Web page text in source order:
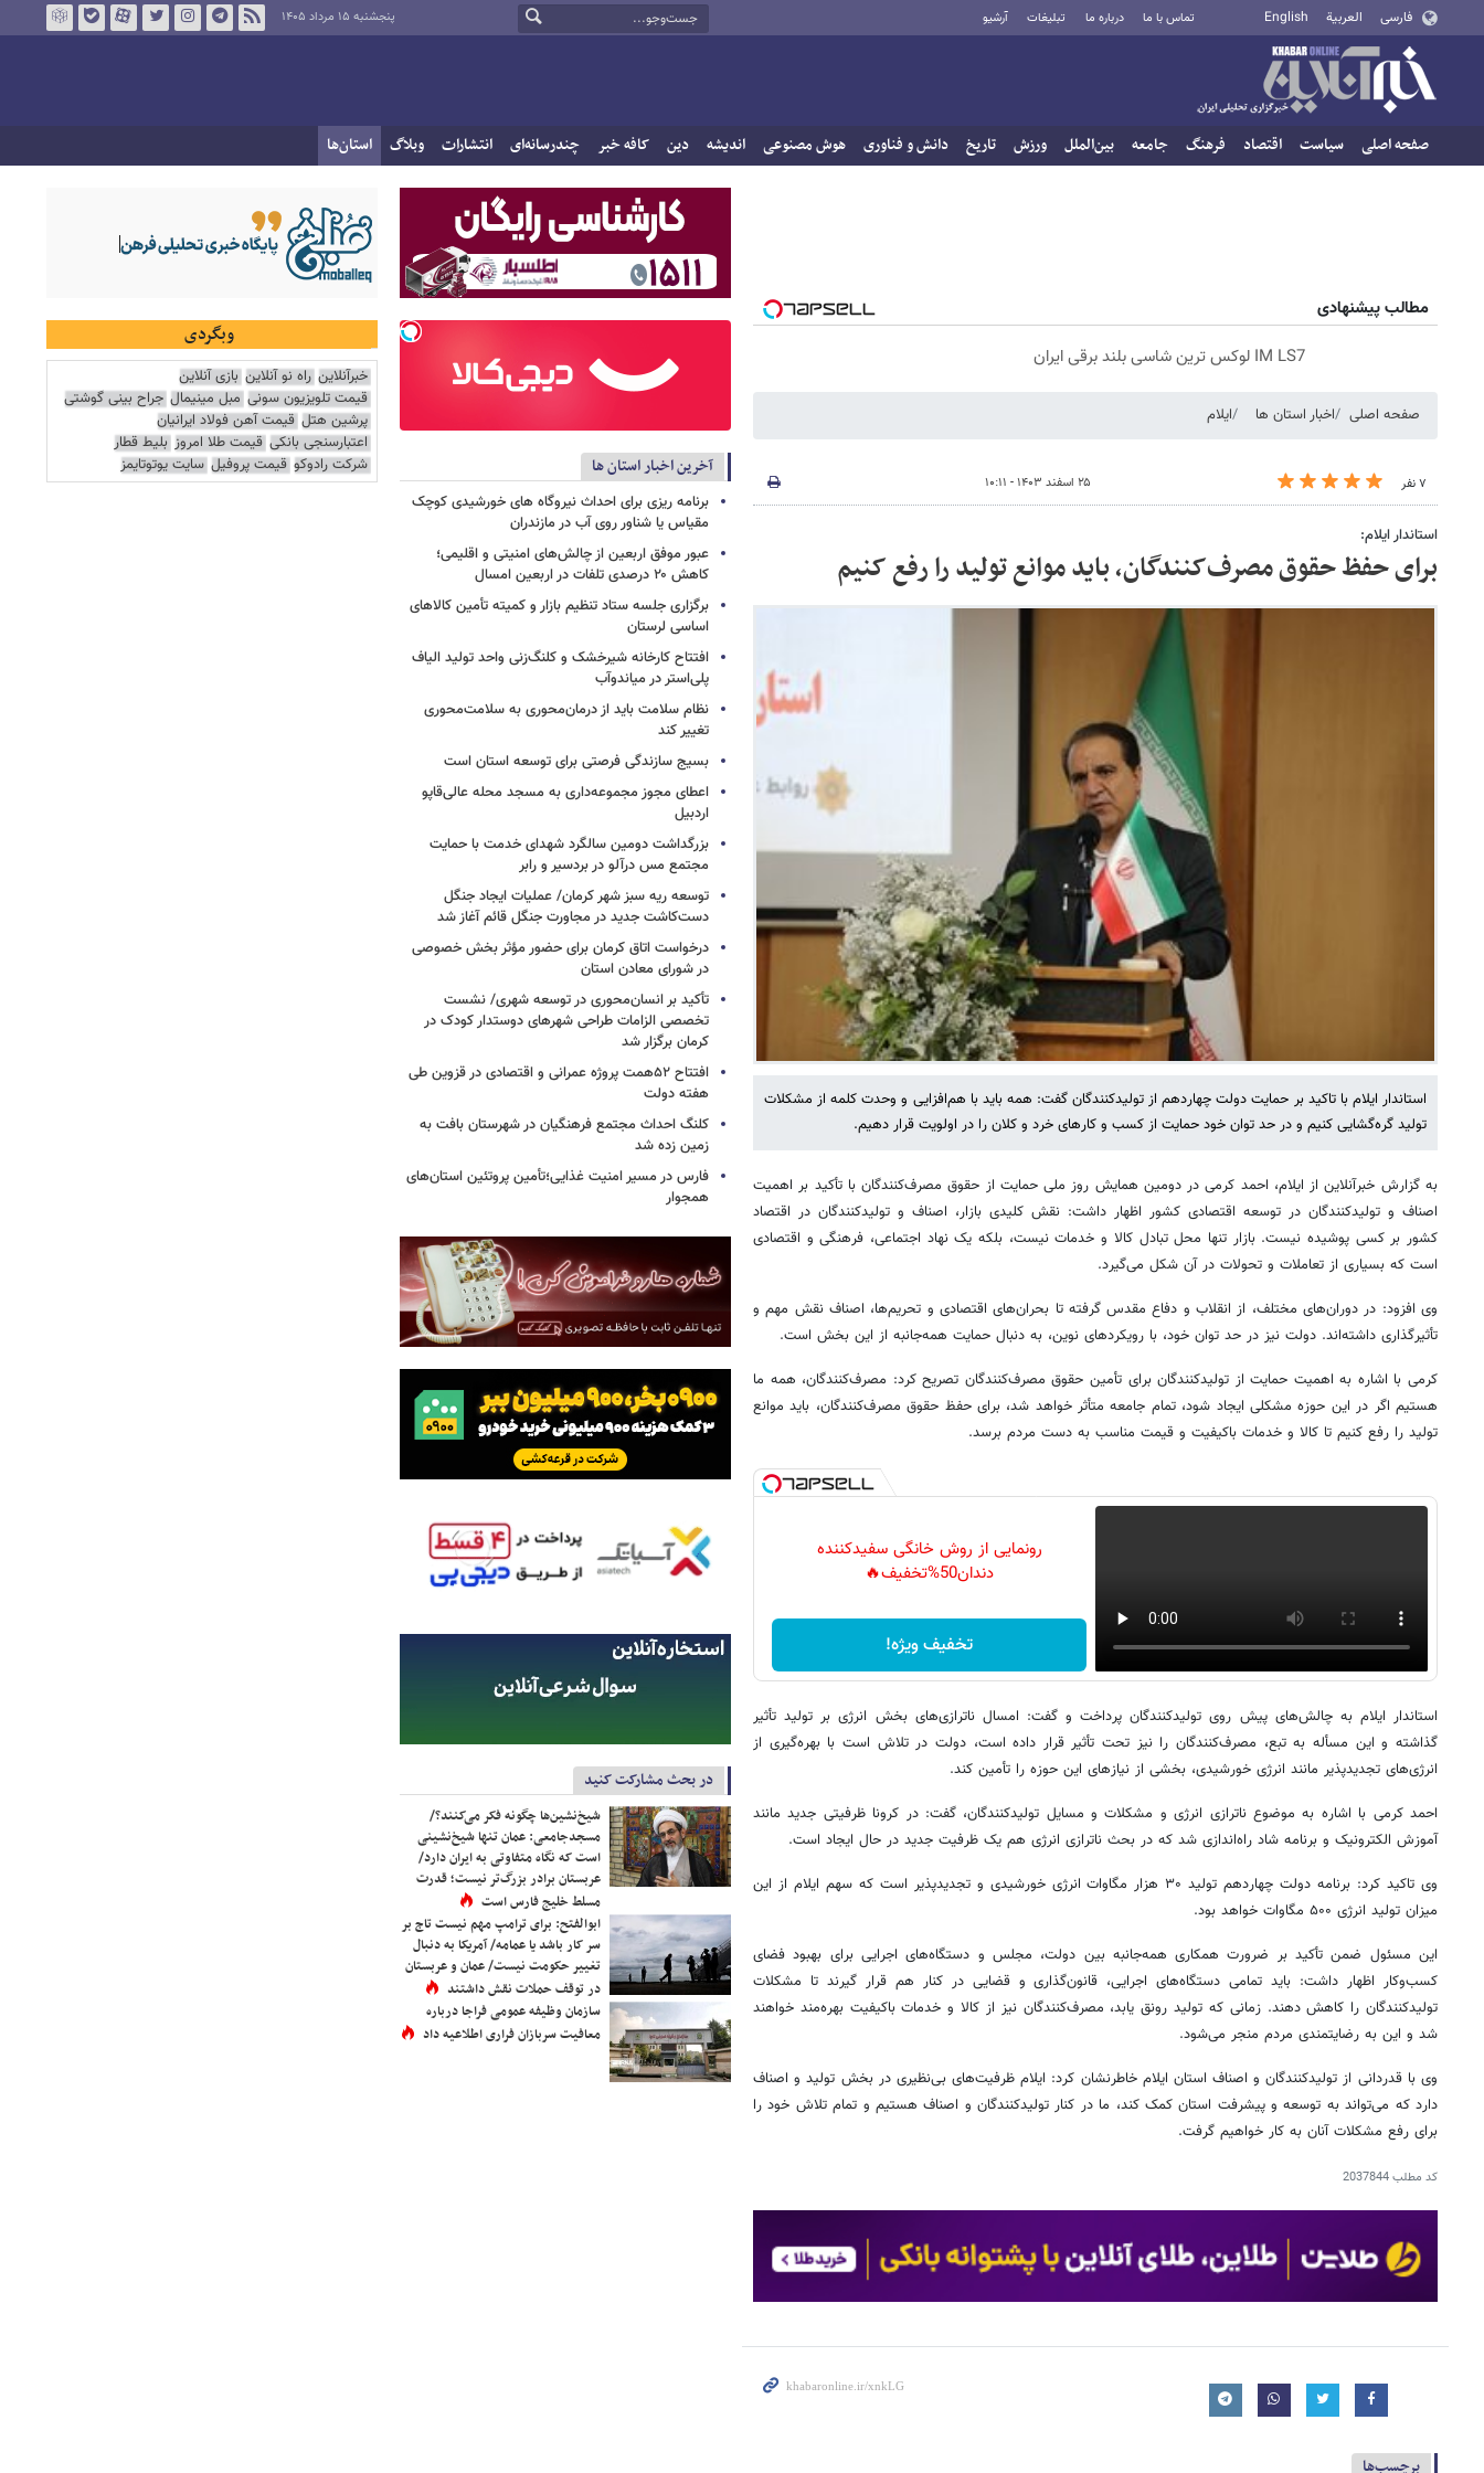
فارسی العربية English تماس با ما درباره ما تبلیغات آرشیو پنجشنبه ۱۵ مرداد ۱۴۰۵
صفحه اصلی سیاست اقتصاد فرهنگ جامعه بین‌الملل ورزش تاریخ دانش و فناوری هوش مصنوعی اندیشه دین کافه خبر چندرسانه‌ای انتشارات وبلاگ استان‌ها
مطالب پیشنهادی
IM LS7 لوکس ترین شاسی بلند برقی ایران
صفحه اصلی اخبار استان ها ایلام
۷ نفر ۲۵ اسفند ۱۴۰۳ - ۱۰:۱۱
استاندار ایلام:
برای حفظ حقوق مصرف‌کنندگان، باید موانع تولید را رفع کنیم
استاندار ایلام با تاکید بر حمایت دولت چهاردهم از تولیدکنندگان گفت: همه باید با هم‌افزایی و وحدت کلمه از مشکلات
تولید گره‌گشایی کنیم و در حد توان خود حمایت از کسب و کارهای خرد و کلان را در اولویت قرار دهیم.
به گزارش خبرآنلاین از ایلام، احمد کرمی در دومین همایش روز ملی حمایت از حقوق مصرف‌کنندگان با تأکید بر اهمیت
اصناف و تولیدکنندگان در توسعه اقتصادی کشور اظهار داشت: نقش کلیدی بازار، اصناف و تولیدکنندگان در اقتصاد
کشور بر کسی پوشیده نیست. بازار تنها محل تبادل کالا و خدمات نیست، بلکه یک نهاد اجتماعی، فرهنگی و اقتصادی
است که بسیاری از تعاملات و تحولات در آن شکل می‌گیرد.
وی افزود: در دوران‌های مختلف، از انقلاب و دفاع مقدس گرفته تا بحران‌های اقتصادی و تحریم‌ها، اصناف نقش مهم و
تأثیرگذاری داشته‌اند. دولت نیز در حد توان خود، با رویکردهای نوین، به دنبال حمایت همه‌جانبه از این بخش است.
کرمی با اشاره به اهمیت حمایت از تولیدکنندگان برای تأمین حقوق مصرف‌کنندگان تصریح کرد: مصرف‌کنندگان، همه ما
هستیم اگر در این حوزه مشکلی ایجاد شود، تمام جامعه متأثر خواهد شد، برای حفظ حقوق مصرف‌کنندگان، باید موانع
تولید را رفع کنیم تا کالا و خدمات باکیفیت و قیمت مناسب به دست مردم برسد.
رونمایی از روش خانگی سفیدکننده
دندان50%تخفیف🔥
تخفیف ویژه!
استاندار ایلام به چالش‌های پیش روی تولیدکنندگان پرداخت و گفت: امسال ناترازی‌های بخش انرژی بر تولید تأثیر
گذاشته و این مسأله به تبع، مصرف‌کنندگان را نیز تحت تأثیر قرار داده است، دولت در تلاش است با بهره‌گیری از
انرژی‌های تجدیدپذیر مانند انرژی خورشیدی، بخشی از نیازهای این حوزه را تأمین کند.
احمد کرمی با اشاره به موضوع ناترازی انرژی و مشکلات و مسایل تولیدکنندگان، گفت: در کرونا ظرفیتی جدید مانند
آموزش الکترونیک و برنامه شاد راه‌اندازی شد که در بحث ناترازی انرژی هم یک ظرفیت جدید در حال ایجاد است.
وی تاکید کرد: برنامه دولت چهاردهم تولید ۳۰ هزار مگاوات انرژی‌ خورشیدی و تجدیدپذیر است که سهم ایلام از این
میزان تولید انرژی ۵۰۰ مگاوات خواهد بود.
این مسئول ضمن تأکید بر ضرورت همکاری همه‌جانبه بین دولت، مجلس و دستگاه‌های اجرایی برای بهبود فضای
کسب‌وکار اظهار داشت: باید تمامی دستگاه‌های اجرایی، قانون‌گذاری و قضایی در کنار هم قرار گیرند تا مشکلات
تولیدکنندگان را کاهش دهند. زمانی که تولید رونق یابد، مصرف‌کنندگان نیز از کالا و خدمات باکیفیت بهره‌مند خواهند
شد و این به رضایتمندی مردم منجر می‌شود.
وی با قدردانی از تولیدکنندگان و اصناف استان ایلام خاطرنشان کرد: ایلام ظرفیت‌های بی‌نظیری در بخش تولید و اصناف
دارد که می‌تواند به توسعه و پیشرفت استان کمک کند، ما در کنار تولیدکنندگان و اصناف هستیم و تمام تلاش خود را
برای رفع مشکلات آنان به کار خواهیم گرفت.
کد مطلب2037844
برچسب‌ها
آخرین اخبار استان ها
برنامه ریزی برای احداث نیروگاه های خورشیدی کوچک
مقیاس یا شناور روی آب در مازندران
عبور موفق اربعین از چالش‌های امنیتی و اقلیمی؛
کاهش ۲۰ درصدی تلفات در اربعین امسال
برگزاری جلسه ستاد تنظیم بازار و کمیته تأمین کالاهای
اساسی لرستان
افتتاح کارخانه شیرخشک و کلنگ‌زنی واحد تولید الیاف
پلی‌استر در میاندوآب
نظام سلامت باید از درمان‌محوری به سلامت‌محوری
تغییر کند
بسیج سازندگی فرصتی برای توسعه استان است
اعطای مجوز مجموعه‌داری به مسجد محله عالی‌قاپو
اردبیل
بزرگداشت دومین سالگرد شهدای خدمت با حمایت
مجتمع مس درآلو در بردسیر و رابر
توسعه ریه سبز شهر کرمان/ عملیات ایجاد جنگل
دست‌کاشت جدید در مجاورت جنگل قائم آغاز شد
درخواست اتاق کرمان برای حضور مؤثر بخش خصوصی
در شورای معادن استان
تأکید بر انسان‌محوری در توسعه شهری/ نشست
تخصصی الزامات طراحی شهرهای دوستدار کودک در
کرمان برگزار شد
افتتاح ۵۲همت پروژه عمرانی و اقتصادی در قزوین طی
هفته دولت
کلنگ احداث مجتمع فرهنگیان در شهرستان بافت به
زمین زده شد
فارس در مسیر امنیت غذایی؛تأمین‌ پروتئین استان‌های
همجوار
در بحث مشارکت کنید
شیخ‌نشین‌ها چگونه فکر می‌کنند؟/
مسجدجامعی: عمان تنها شیخ‌نشینی
است که نگاه متفاوتی به ایران دارد/
عربستان برادر بزرگ‌تر نیست؛ قدرت
مسلط خلیج فارس است
ابوالفتح: برای ترامپ مهم نیست تاج بر
سر کار باشد یا عمامه/ آمریکا به دنبال
تغییر حکومت نیست/ عمان و عربستان
در توقف حملات نقش داشتند
سازمان وظیفه عمومی فراجا درباره
معافیت سربازان فراری اطلاعیه داد
وبگردی
خبرآنلاین راه نو آنلاین بازی آنلاین
قیمت تلویزیون سونی مبل مینیمال جراح بینی گوشتی
پرشین هتل قیمت آهن فولاد ایرانیان
اعتبارسنجی بانکی قیمت طلا امروز بلیط قطار
شرکت رادوکو قیمت پروفیل سایت یوتوتایمز